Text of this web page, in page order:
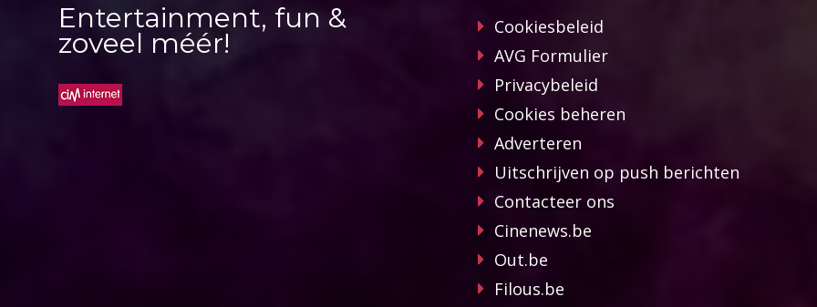
Entertainment, fun &
zoveel méér!
Cookiesbeleid
AVG Formulier
Privacybeleid
Cookies beheren
Adverteren
Uitschrijven op push berichten
Contacteer ons
Cinenews.be
Out.be
Filous.be